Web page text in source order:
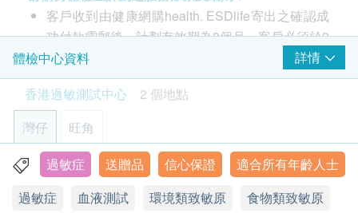
牛肉
雞肉
羊肉
豬肉
馬肉
火雞肉
兔子肉
黃粉蟲
蔬菜類
客戶收到由健康網購health. ESDlife寄出之確認成
功付款電郵後，計劃有效期為3個月，客戶必須於3
個月內(由確認付款日期起計)接受有關測試，逾期
作廢。
進行過敏測試後，因應不同測試計劃，一般情況
下，可於10至14工作天跟進檢查報告。
報告可以電郵給客戶，或客戶可親身往麥迪體檢中
心領取。
訂購一經確認，不設退款。
如有爭議，香港過敏測試中心 及 健康網購 health.
體檢中心資料
詳情
香港過敏測試中心
2 個地點
灣仔
旺角
灣仔駱克道171-173號22/F
顯示地圖
過敏症 送贈品 信心保證
適合所有年齡人士
過敏症
血液測試 環境類致敏原
食物類致敏原